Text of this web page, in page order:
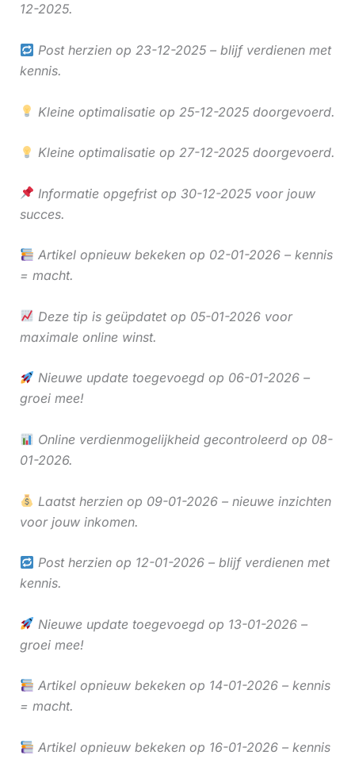
12-2025.
Post herzien op 23-12-2025 – blijf verdienen met
kennis.
Kleine optimalisatie op 25-12-2025 doorgevoerd.
Kleine optimalisatie op 27-12-2025 doorgevoerd.
Informatie opgefrist op 30-12-2025 voor jouw
succes.
Artikel opnieuw bekeken op 02-01-2026 – kennis
= macht.
Deze tip is geüpdatet op 05-01-2026 voor
maximale online winst.
Nieuwe update toegevoegd op 06-01-2026 –
groei mee!
Online verdienmogelijkheid gecontroleerd op 08-
01-2026.
Laatst herzien op 09-01-2026 – nieuwe inzichten
voor jouw inkomen.
Post herzien op 12-01-2026 – blijf verdienen met
kennis.
Nieuwe update toegevoegd op 13-01-2026 –
groei mee!
Artikel opnieuw bekeken op 14-01-2026 – kennis
= macht.
Artikel opnieuw bekeken op 16-01-2026 – kennis